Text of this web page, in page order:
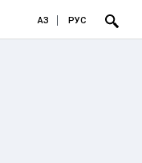
ҚАЗ РУС